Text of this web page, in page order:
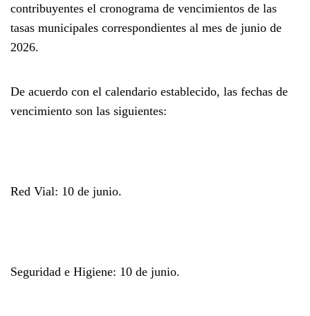
contribuyentes el cronograma de vencimientos de las
tasas municipales correspondientes al mes de junio de
2026.
De acuerdo con el calendario establecido, las fechas de
vencimiento son las siguientes:
Red Vial: 10 de junio.
Seguridad e Higiene: 10 de junio.